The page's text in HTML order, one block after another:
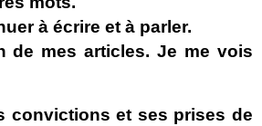
à écrire et à parler.
de mes articles. Je me vois
convictions et ses prises de